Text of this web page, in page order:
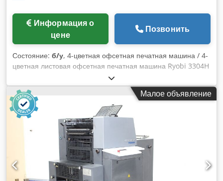
цене
Позвонить
Состояние: б/у, 4-цветная офсетная печатная машина / 4-
цветная листовая офсетная печатная машина Ryobi 3304H
Год выпуска / 1999 - Серийный номер 1532 Размер макс.
Размер 340 х 460 мм Система амортизации VARN Compac
Панель управления / Консоль для чернил и приводки PCS-F
Автоматическая мойка для валиков и покрышек
Хромированные цилиндры Порошковый спрей / мощный
спрей Dcsdpfx Ajwab Ayjkksk Компрессор Онлайн-
видеоосмотр через WhatsApp - MS Zoom - Telegram В
наличии Эмскирхен/Нюрнберг - Доступно немедленно -
Можно протестировать
Малое объявление